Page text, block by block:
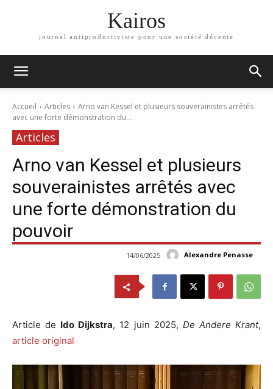
Kairos
journal antiproductiviste pour une société décente
Accueil Articles
Arno van Kessel et plusieurs souverainistes arrêtés
avec une forte démonstration du...
Articles
Arno van Kessel et plusieurs
souverainistes arrêtés avec
une forte démonstration du
pouvoir
Alexandre Penasse
14/06/2025
Article de Ido Dijkstra, 12 juin 2025, De Andere Krant,
article original